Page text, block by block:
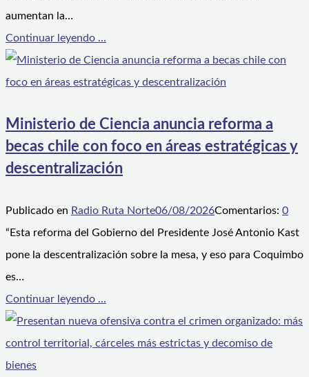
aumentan la…
Continuar leyendo ...
Ministerio de Ciencia anuncia reforma a
becas chile con foco en áreas estratégicas y
descentralización
Publicado en Radio Ruta Norte06/08/2026Comentarios: 0
“Esta reforma del Gobierno del Presidente José Antonio Kast
pone la descentralización sobre la mesa, y eso para Coquimbo
es…
Continuar leyendo ...